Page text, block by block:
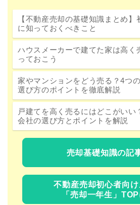
【不動産売却の基礎知識まとめ】
に知っておくべきこと
ハウスメーカーで建てた家は高く
っておこう
家やマンションをどう売る？4つ
選び方のポイントを徹底解説
戸建てを高く売るにはどこがいい
会社の選び方とポイントを解説
売却基礎知識の記
不動産売却初心者向
「売却一年生」